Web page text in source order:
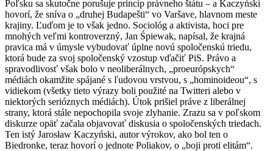
Poľsku sa skutočne porušuje princíp právneho štátu – a Kaczyński
hovorí, že sníva o „druhej Budapešti“ vo Varšave, hlavnom meste
krajiny. Ľuďom je to však jedno. Sociológ a aktivista, hoci pre
mnohých veľmi kontroverzný, Jan Śpiewak, napísal, že krajná
pravica má v úmysle vybudovať úplne novú spoločenskú triedu,
ktorá bude za svoj spoločenský vzostup vďačiť PiS. Právo a
spravodlivosť však bolo v neoliberálnych, „proeurópskych“
médiách okamžite spájané s ľudovou vrstvou, s „hominoideou“, s
vidiekom (všetky tieto výrazy boli použité na Twitteri alebo v
niektorých serióznych médiách). Útok prišiel práve z liberálnej
strany, ktorá stále nepochopila svoje zlyhanie. Zrazu sa v poľskom
diskurze opäť začala objavovať diskusia o spoločenských triedach.
Ten istý Jarosław Kaczyński, autor výrokov, ako bol ten o
Biedronke, teraz hovorí o jednote Poliakov, o „boji proti elitám“.